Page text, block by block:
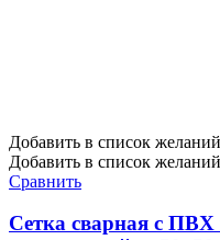
Добавить в список желаний
Добавить в список желаний
Сравнить
Сетка сварная с